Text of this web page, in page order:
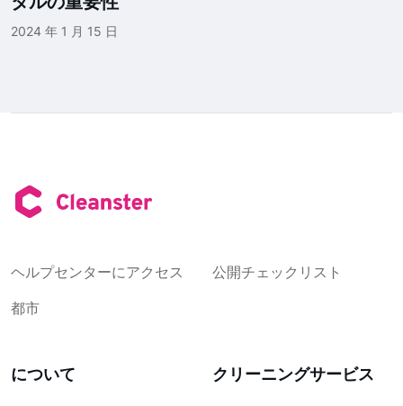
2024 年 1 月 15 日
ヘルプセンターにアクセス
公開チェックリスト
都市
について クリーニングサービス